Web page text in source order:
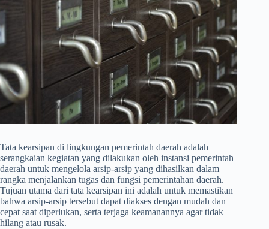
Tata kearsipan di lingkungan pemerintah daerah adalah
serangkaian kegiatan yang dilakukan oleh instansi pemerintah
daerah untuk mengelola arsip-arsip yang dihasilkan dalam
rangka menjalankan tugas dan fungsi pemerintahan daerah.
Tujuan utama dari tata kearsipan ini adalah untuk memastikan
bahwa arsip-arsip tersebut dapat diakses dengan mudah dan
cepat saat diperlukan, serta terjaga keamanannya agar tidak
hilang atau rusak.